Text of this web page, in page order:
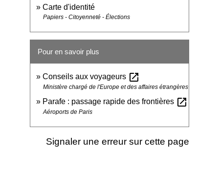
Carte d'identité
Papiers - Citoyenneté - Élections
Pour en savoir plus
Conseils aux voyageurs open_in_new
Ministère chargé de l'Europe et des affaires étrangères
Parafe : passage rapide des frontières open_in_new
Aéroports de Paris
Signaler une erreur sur cette page